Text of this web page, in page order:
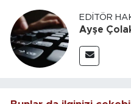
EDITÖR
Ayşe